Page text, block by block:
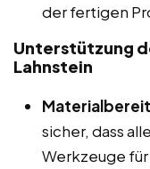
der fertigen
Unterstützung
Lahnstein
sicher, dass
Werkzeuge